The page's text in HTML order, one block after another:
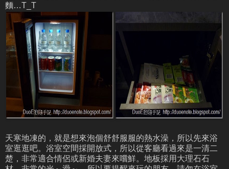
麵…T_T
天寒地凍的，就是想來泡個舒舒服服的熱水澡，所以先來浴
室逛逛吧。浴室空間採開放式，所以從客廳看過來是一清二
楚，非常適合情侶或新婚夫妻來嚐鮮。地板採用大理石石